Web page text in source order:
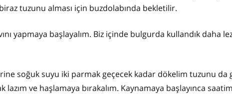
tuzunu alması için buzdolabında bekletilir.
yapmaya başlayalım. Biz içinde bulgurda kullandık daha
soğuk suyu iki parmak geçecek kadar dökelim tuzunu da
ve haşlamaya bırakalım. Kaynamaya başlayınca